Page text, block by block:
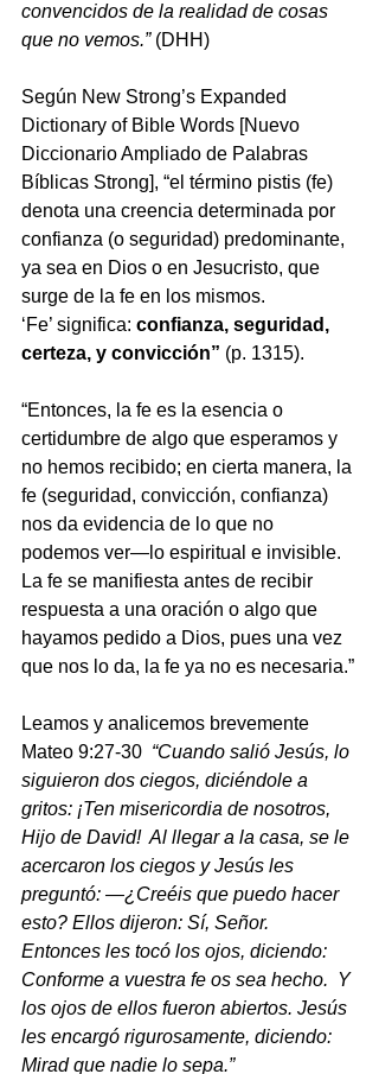
convencidos de la realidad de cosas
que no vemos.” (DHH)
Según New Strong’s Expanded
Dictionary of Bible Words [Nuevo
Diccionario Ampliado de Palabras
Bíblicas Strong], “el término pistis (fe)
denota una creencia determinada por
confianza (o seguridad) predominante,
ya sea en Dios o en Jesucristo, que
surge de la fe en los mismos.
‘Fe’ significa: confianza, seguridad,
certeza, y convicción” (p. 1315).
“Entonces, la fe es la esencia o
certidumbre de algo que esperamos y
no hemos recibido; en cierta manera, la
fe (seguridad, convicción, confianza)
nos da evidencia de lo que no
podemos ver—lo espiritual e invisible.
La fe se manifiesta antes de recibir
respuesta a una oración o algo que
hayamos pedido a Dios, pues una vez
que nos lo da, la fe ya no es necesaria.”
Leamos y analicemos brevemente
Mateo 9:27-30 “Cuando salió Jesús, lo
siguieron dos ciegos, diciéndole a
gritos: ¡Ten misericordia de nosotros,
Hijo de David!  Al llegar a la casa, se le
acercaron los ciegos y Jesús les
preguntó: —¿Creéis que puedo hacer
esto? Ellos dijeron: Sí, Señor.
Entonces les tocó los ojos, diciendo:
Conforme a vuestra fe os sea hecho.  Y
los ojos de ellos fueron abiertos. Jesús
les encargó rigurosamente, diciendo:
Mirad que nadie lo sepa.”